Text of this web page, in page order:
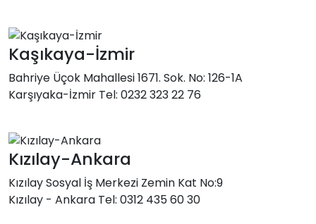
Kaşıkaya-İzmir
Bahriye Üçok Mahallesi 1671. Sok. No: 126-1A
Karşıyaka-İzmir Tel: 0232 323 22 76
Kızılay-Ankara
Kızılay Sosyal İş Merkezi Zemin Kat No:9
Kızılay - Ankara Tel: 0312 435 60 30